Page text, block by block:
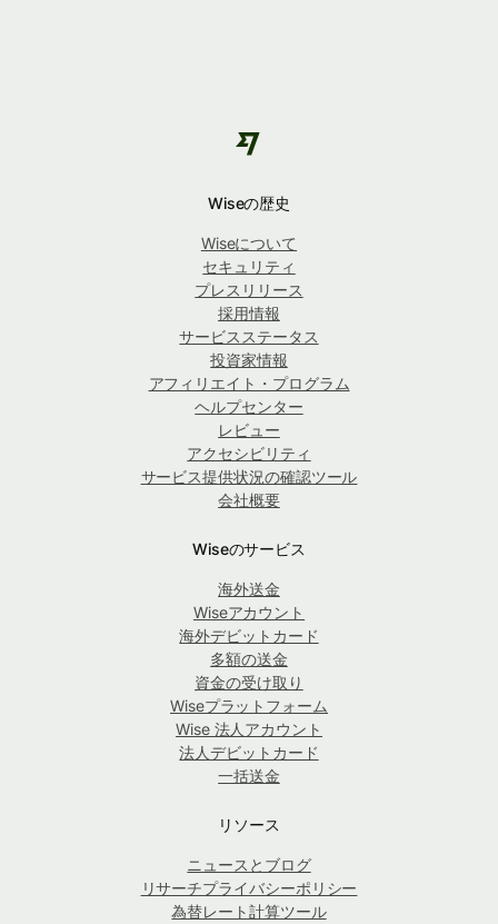
Wiseの歴史
Wiseについて
セキュリティ
プレスリリース
採用情報
サービスステータス
投資家情報
アフィリエイト・プログラム
ヘルプセンター
レビュー
アクセシビリティ
サービス提供状況の確認ツール
会社概要
Wiseのサービス
海外送金
Wiseアカウント
海外デビットカード
多額の送金
資金の受け取り
Wiseプラットフォーム
Wise 法人アカウント
法人デビットカード
一括送金
リソース
ニュースとブログ
リサーチプライバシーポリシー
為替レート計算ツール